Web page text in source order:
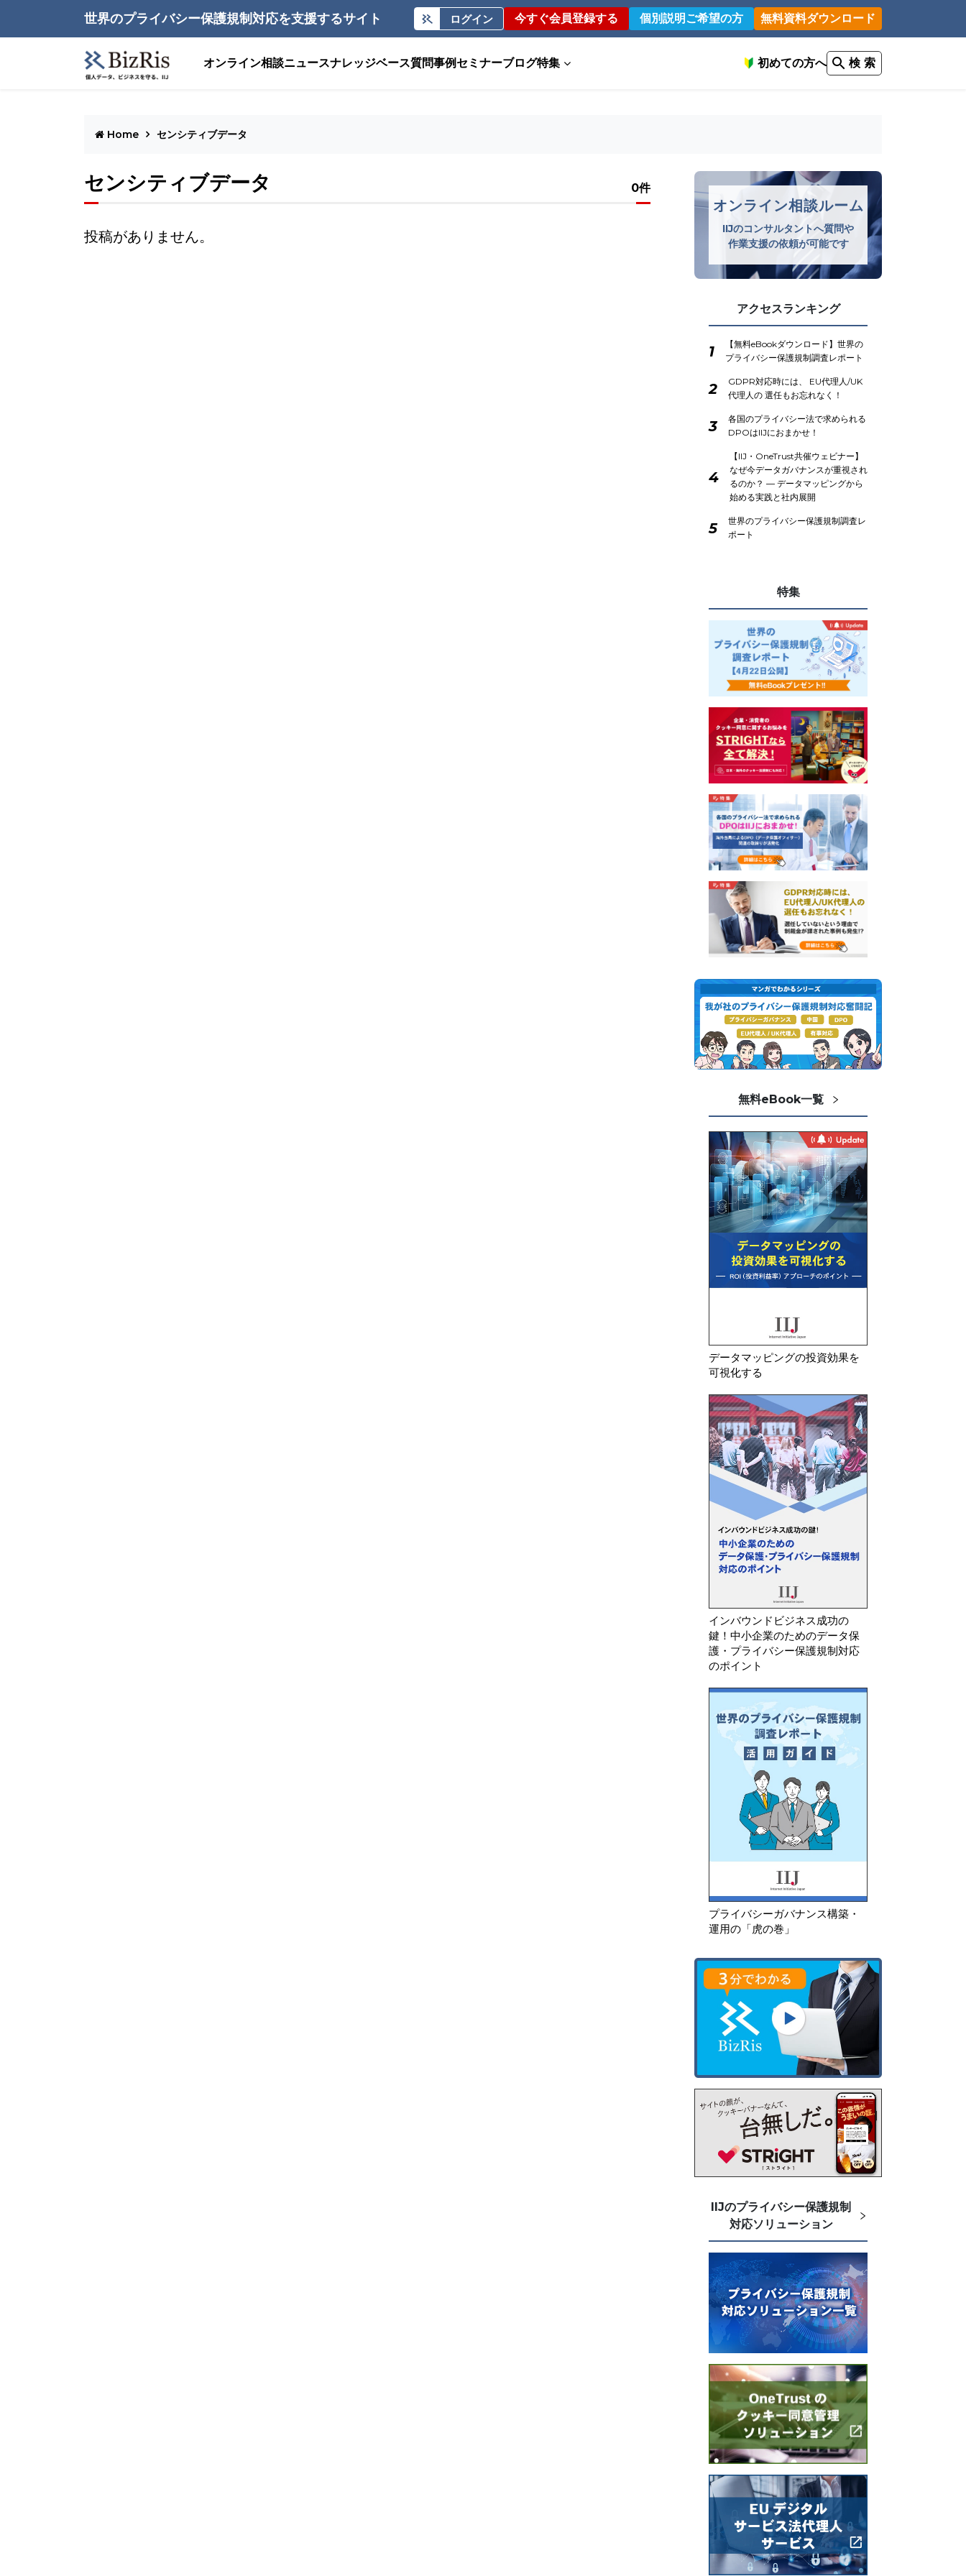
世界のプライバシー保護規制対応を支援するサイト ログイン 今すぐ会員登録する 個別説明ご希望の方 無料資料ダウンロード
オンライン相談ニュースナレッジベース質問事例 セミナーブログ特集 初めての方へ 検 索
Home センシティブデータ
センシティブデータ 0件
投稿がありません。
オンライン相談ルーム
IIJのコンサルタントへ質問や
作業支援の依頼が可能です
アクセスランキング
1
【無料eBookダウンロード】世界の
プライバシー保護規制調査レポート
2
GDPR対応時には、 EU代理人/UK
代理人の 選任もお忘れなく！
3
各国のプライバシー法で求められる
DPOはIIJにおまかせ！
4
【IIJ・OneTrust共催ウェビナー】
なぜ今データガバナンスが重視され
るのか？ ― データマッピングから
始める実践と社内展開
5
世界のプライバシー保護規制調査レ
ポート
特集
無料eBook一覧
データマッピングの投資効果を
可視化する
インバウンドビジネス成功の
鍵！中小企業のためのデータ保
護・プライバシー保護規制対応
のポイント
プライバシーガバナンス構築・
運用の「虎の巻」
IIJのプライバシー保護規制
対応ソリューション